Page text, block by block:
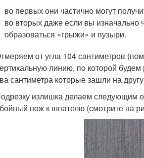
во первых они частично могут
во вторых даже если вы изначально
образоваться «грыжи» и пузыри.
от угла 104 сантиметров
линию, по которой
сантиметра которые зашли на
излишка делаем следующим
нож к шпателю (смотрите на